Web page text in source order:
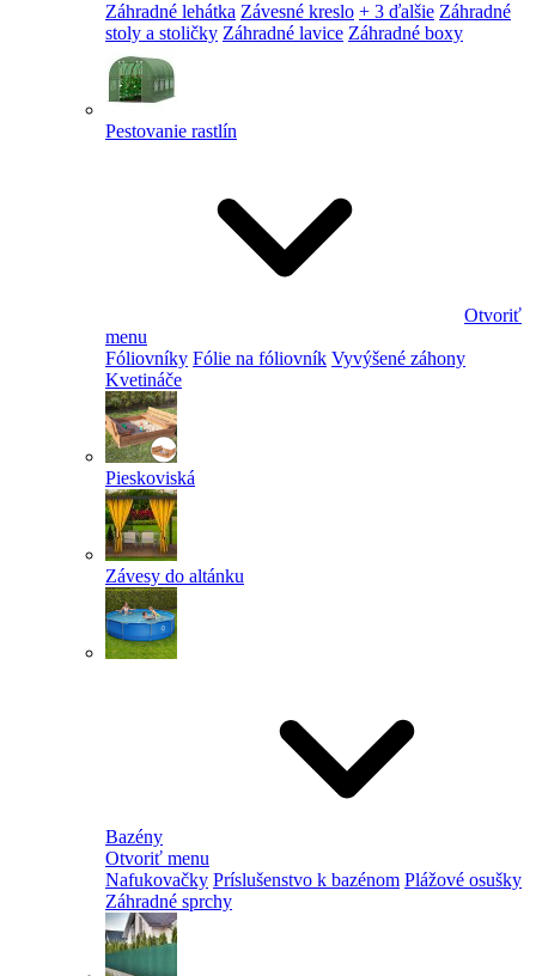
Záhradné lehátka Závesné kreslo + 3 ďalšie Záhradné
stoly a stoličky Záhradné lavice Záhradné boxy
Pestovanie rastlín
Otvoriť
menu
Fóliovníky Fólie na fóliovník Vyvýšené záhony
Kvetináče
Pieskoviská
Závesy do altánku
Bazény
Otvoriť menu
Nafukovačky Príslušenstvo k bazénom Plážové osušky
Záhradné sprchy